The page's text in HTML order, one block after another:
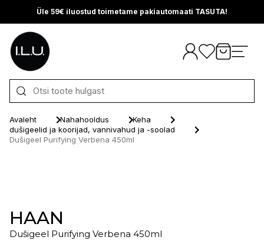
Üle 59€ iluostud toimetame pakiautomaati TASUTA!
Otse sisu juurde
Avaleht Nahahooldus
Keha
dušigeelid ja koorijad, vannivahud ja -soolad
Dušigeel Purifying Verbena 450ml
HAAN
Dušigeel Purifying Verbena 450ml